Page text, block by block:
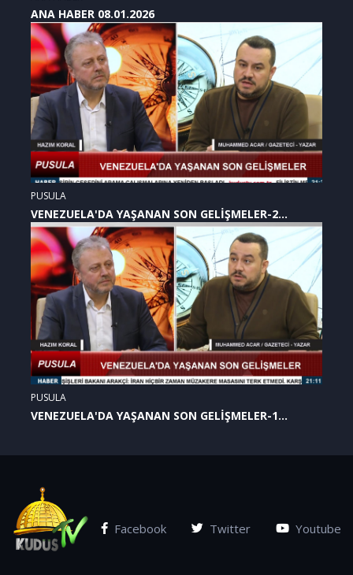
ANA HABER 08.01.2026
PUSULA
VENEZUELA'DA YAŞANAN SON GELİŞMELER-2
(07.01.2026)
PUSULA
VENEZUELA'DA YAŞANAN SON GELİŞMELER-1
Facebook Twitter Youtube